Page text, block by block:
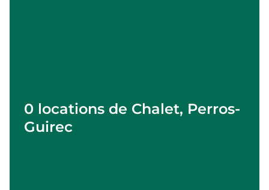
0 locations de Chalet, Perros-
Guirec